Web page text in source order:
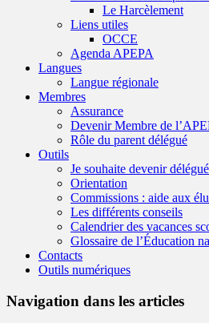
Le Harcèlement
Liens utiles
OCCE
Agenda APEPA
Langues
Langue régionale
Membres
Assurance
Devenir Membre de
Rôle du parent délégué
Outils
Je souhaite devenir
Orientation
Commissions : aide aux
Les différents conseils
Calendrier des vacances
Glossaire de l’Éducation
Contacts
Outils numériques
Navigation dans les articles